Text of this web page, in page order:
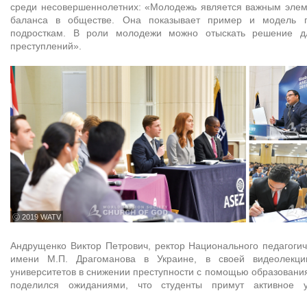
среди несовершеннолетних: «Молодежь является важным
баланса в обществе. Она показывает пример и модель
подросткам. В роли молодежи можно отыскать решение
преступлений».
ⓒ 2019 WATV
Андрущенко Виктор Петрович, ректор Национального
имени М.П. Драгоманова в Украине, в своей
университетов в снижении преступности с помощью
поделился ожиданиями, что студенты примут активное